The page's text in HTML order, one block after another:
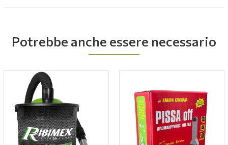
Potrebbe anche essere necessario